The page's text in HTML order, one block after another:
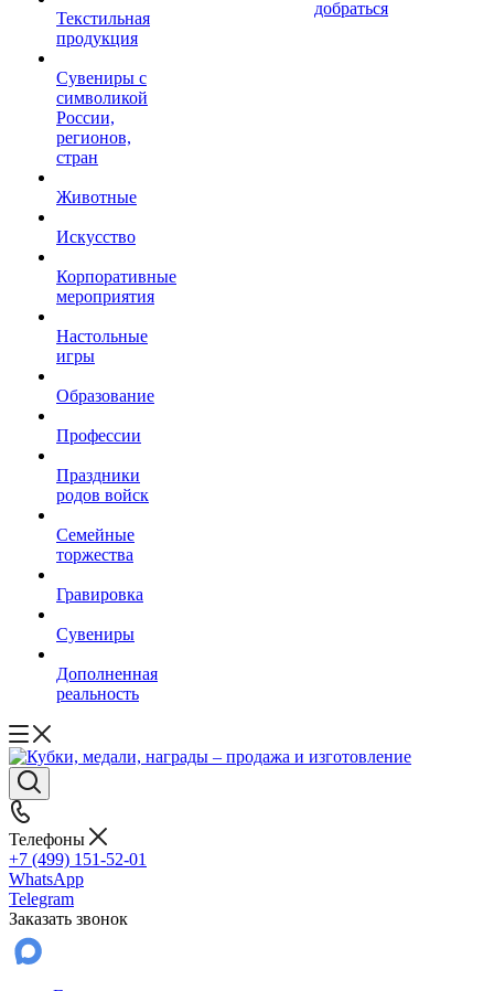
Текстильная
продукция
Сувениры с
символикой
России,
регионов,
стран
Животные
Искусство
Корпоративные
мероприятия
Настольные
игры
Образование
Профессии
Праздники
родов войск
Семейные
торжества
Гравировка
Сувениры
Дополненная
реальность
добраться
Телефоны
+7 (499) 151-52-01
WhatsApp
Telegram
Заказать звонок